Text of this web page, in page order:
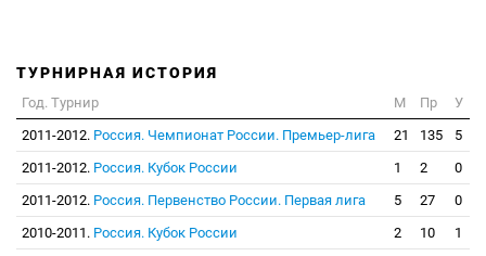
ТУРНИРНАЯ ИСТОРИЯ
Год. Турнир М Пр
У
2011-2012. Россия. Чемпионат России. Премьер-лига 21 135
5
2011-2012. Россия. Кубок России 1 2
0
2011-2012. Россия. Первенство России. Первая лига 5 27
0
2010-2011. Россия. Кубок России 2 10
1